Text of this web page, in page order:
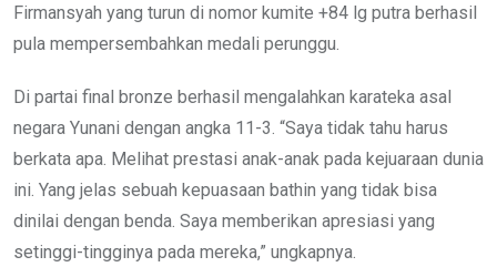
Firmansyah yang turun di nomor kumite +84 lg putra berhasil
pula mempersembahkan medali perunggu.
Di partai final bronze berhasil mengalahkan karateka asal
negara Yunani dengan angka 11-3. “Saya tidak tahu harus
berkata apa. Melihat prestasi anak-anak pada kejuaraan dunia
ini. Yang jelas sebuah kepuasaan bathin yang tidak bisa
dinilai dengan benda. Saya memberikan apresiasi yang
setinggi-tingginya pada mereka,” ungkapnya.